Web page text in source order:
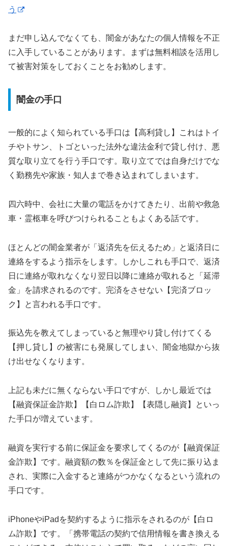
う
まだ申し込んでなくても、闇金があなたの個人情報を不正
に入手していることがあります。まずは無料相談を活用し
て被害対策をしておくことをお勧めします。
闇金の手口
一般的によく知られている手口は【高利貸し】これはトイ
チやトサン、トゴといった法外な違法金利で貸し付け、悪
質な取り立てを行う手口です。取り立てでは自身だけでな
く勤務先や家族・知人まで巻き込まれてしまいます。
四六時中、会社に大量の電話をかけてきたり、出前や救急
車・霊柩車を呼びつけられることもよくある話です。
ほとんどの闇金業者が「返済先を伝えるため」と返済日に
連絡をするよう指示をします。しかしこれも手口で、返済
日に連絡が取れなくなり翌日以降に連絡が取れると「延滞
金」を請求されるのです。完済をさせない【完済ブロッ
ク】と言われる手口です。
振込先を教えてしまっていると無理やり貸し付けてくる
【押し貸し】の被害にも発展してしまい、闇金地獄から抜
け出せなくなります。
上記も未だに無くならない手口ですが、しかし最近では
【融資保証金詐欺】【白ロム詐欺】【表隠し融資】といっ
た手口が増えています。
融資を実行する前に保証金を要求してくるのが【融資保証
金詐欺】です。融資額の数％を保証金として先に振り込ま
され、実際に入金すると連絡がつかなくなるという流れの
手口です。
iPhoneやiPadを契約するように指示をされるのが【白ロ
ム詐欺】です。「携帯電話の契約で信用情報を書き換える